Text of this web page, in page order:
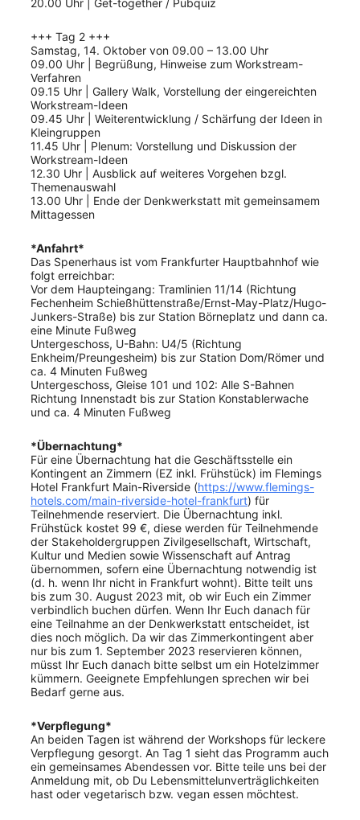
20.00 Uhr | Get-together / Pubquiz
+++ Tag 2 +++
Samstag, 14. Oktober von 09.00 – 13.00 Uhr
09.00 Uhr | Begrüßung, Hinweise zum Workstream-
Verfahren
09.15 Uhr | Gallery Walk, Vorstellung der eingereichten
Workstream-Ideen
09.45 Uhr | Weiterentwicklung / Schärfung der Ideen in
Kleingruppen
11.45 Uhr | Plenum: Vorstellung und Diskussion der
Workstream-Ideen
12.30 Uhr | Ausblick auf weiteres Vorgehen bzgl.
Themenauswahl
13.00 Uhr | Ende der Denkwerkstatt mit gemeinsamem
Mittagessen
*Anfahrt*
Das Spenerhaus ist vom Frankfurter Hauptbahnhof wie
folgt erreichbar:
Vor dem Haupteingang: Tramlinien 11/14 (Richtung
Fechenheim Schießhüttenstraße/Ernst-May-Platz/Hugo-
Junkers-Straße) bis zur Station Börneplatz und dann ca.
eine Minute Fußweg
Untergeschoss, U-Bahn: U4/5 (Richtung
Enkheim/Preungesheim) bis zur Station Dom/Römer und
ca. 4 Minuten Fußweg
Untergeschoss, Gleise 101 und 102: Alle S-Bahnen
Richtung Innenstadt bis zur Station Konstablerwache
und ca. 4 Minuten Fußweg
*Übernachtung*
Für eine Übernachtung hat die Geschäftsstelle ein
Kontingent an Zimmern (EZ inkl. Frühstück) im Flemings
Hotel Frankfurt Main-Riverside (https://www.flemings-
hotels.com/main-riverside-hotel-frankfurt) für
Teilnehmende reserviert. Die Übernachtung inkl.
Frühstück kostet 99 €, diese werden für Teilnehmende
der Stakeholdergruppen Zivilgesellschaft, Wirtschaft,
Kultur und Medien sowie Wissenschaft auf Antrag
übernommen, sofern eine Übernachtung notwendig ist
(d. h. wenn Ihr nicht in Frankfurt wohnt). Bitte teilt uns
bis zum 30. August 2023 mit, ob wir Euch ein Zimmer
verbindlich buchen dürfen. Wenn Ihr Euch danach für
eine Teilnahme an der Denkwerkstatt entscheidet, ist
dies noch möglich. Da wir das Zimmerkontingent aber
nur bis zum 1. September 2023 reservieren können,
müsst Ihr Euch danach bitte selbst um ein Hotelzimmer
kümmern. Geeignete Empfehlungen sprechen wir bei
Bedarf gerne aus.
*Verpflegung*
An beiden Tagen ist während der Workshops für leckere
Verpflegung gesorgt. An Tag 1 sieht das Programm auch
ein gemeinsames Abendessen vor. Bitte teile uns bei der
Anmeldung mit, ob Du Lebensmittelunverträglichkeiten
hast oder vegetarisch bzw. vegan essen möchtest.